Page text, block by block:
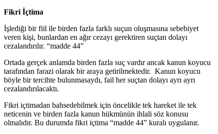
Fikri İçtima
İşlediği bir fiil ile birden fazla farklı suçun oluşmasına sebebiyet
veren kişi, bunlardan en ağır cezayı gerektiren suçtan dolayı
cezalandırılır. “madde 44”
Ortada gerçek anlamda birden fazla suç vardır ancak kanun koyucu
tarafından farazi olarak bir araya getirilmektedir. Kanun koyucu
böyle bir tercihte bulunmasaydı, fail her suçtan dolayı ayrı ayrı
cezalandırılacaktı.
Fikri içtimadan bahsedebilmek için öncelikle tek hareket ile tek
neticenin ve birden fazla kanun hükmünün ihlali söz konusu
olmalıdır. Bu durumda fikri içtima “madde 44” kuralı uygulanır.